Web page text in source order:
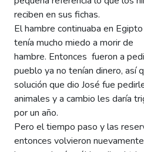
reciben en sus fichas.
El hambre continuaba en
tenía mucho miedo a morir de
hambre. Entonces fueron a
pueblo ya no tenían dinero, así
solución que dio José fue
animales y a cambio les daría
por un año.
Pero el tiempo paso y las
entonces volvieron